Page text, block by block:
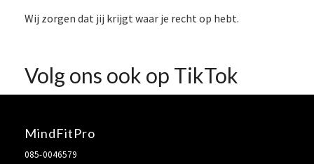
Wij zorgen dat jij krijgt waar je recht op hebt.
Volg ons ook op TikTok
MindFitPro
085-0046579